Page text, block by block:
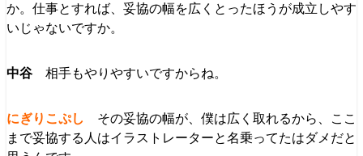
か。仕事とすれば、妥協の幅を広くとったほうが成立しやす
いじゃないですか。
相手もやりやすいですからね。
その妥協の幅が、僕は広く取れるから、ここ
まで妥協する人はイラストレーターと名乗ってたはダメだと